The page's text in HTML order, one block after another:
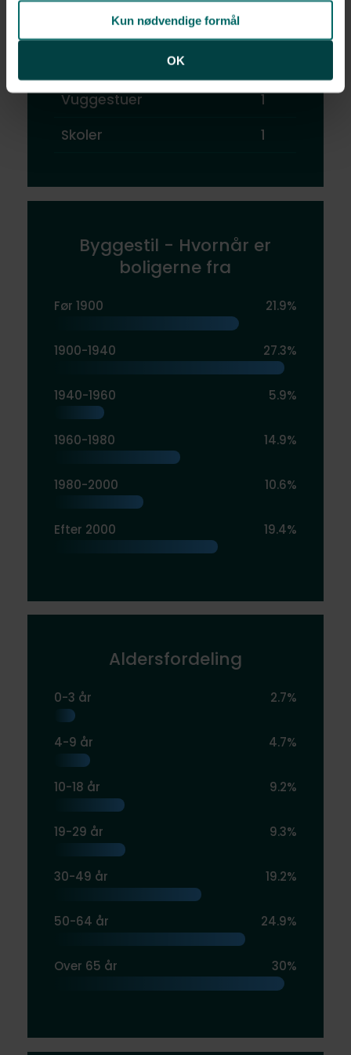
Kun nødvendige formål
OK
Børnehaver
Vuggestuer
1
Skoler
1
Byggestil - Hvornår er
boligerne fra
Før 1900 21.9%
1900-1940 27.3%
1940-1960 5.9%
1960-1980 14.9%
1980-2000 10.6%
Efter 2000 19.4%
Aldersfordeling
0-3 år 2.7%
4-9 år 4.7%
10-18 år 9.2%
19-29 år 9.3%
30-49 år 19.2%
50-64 år 24.9%
Over 65 år 30%